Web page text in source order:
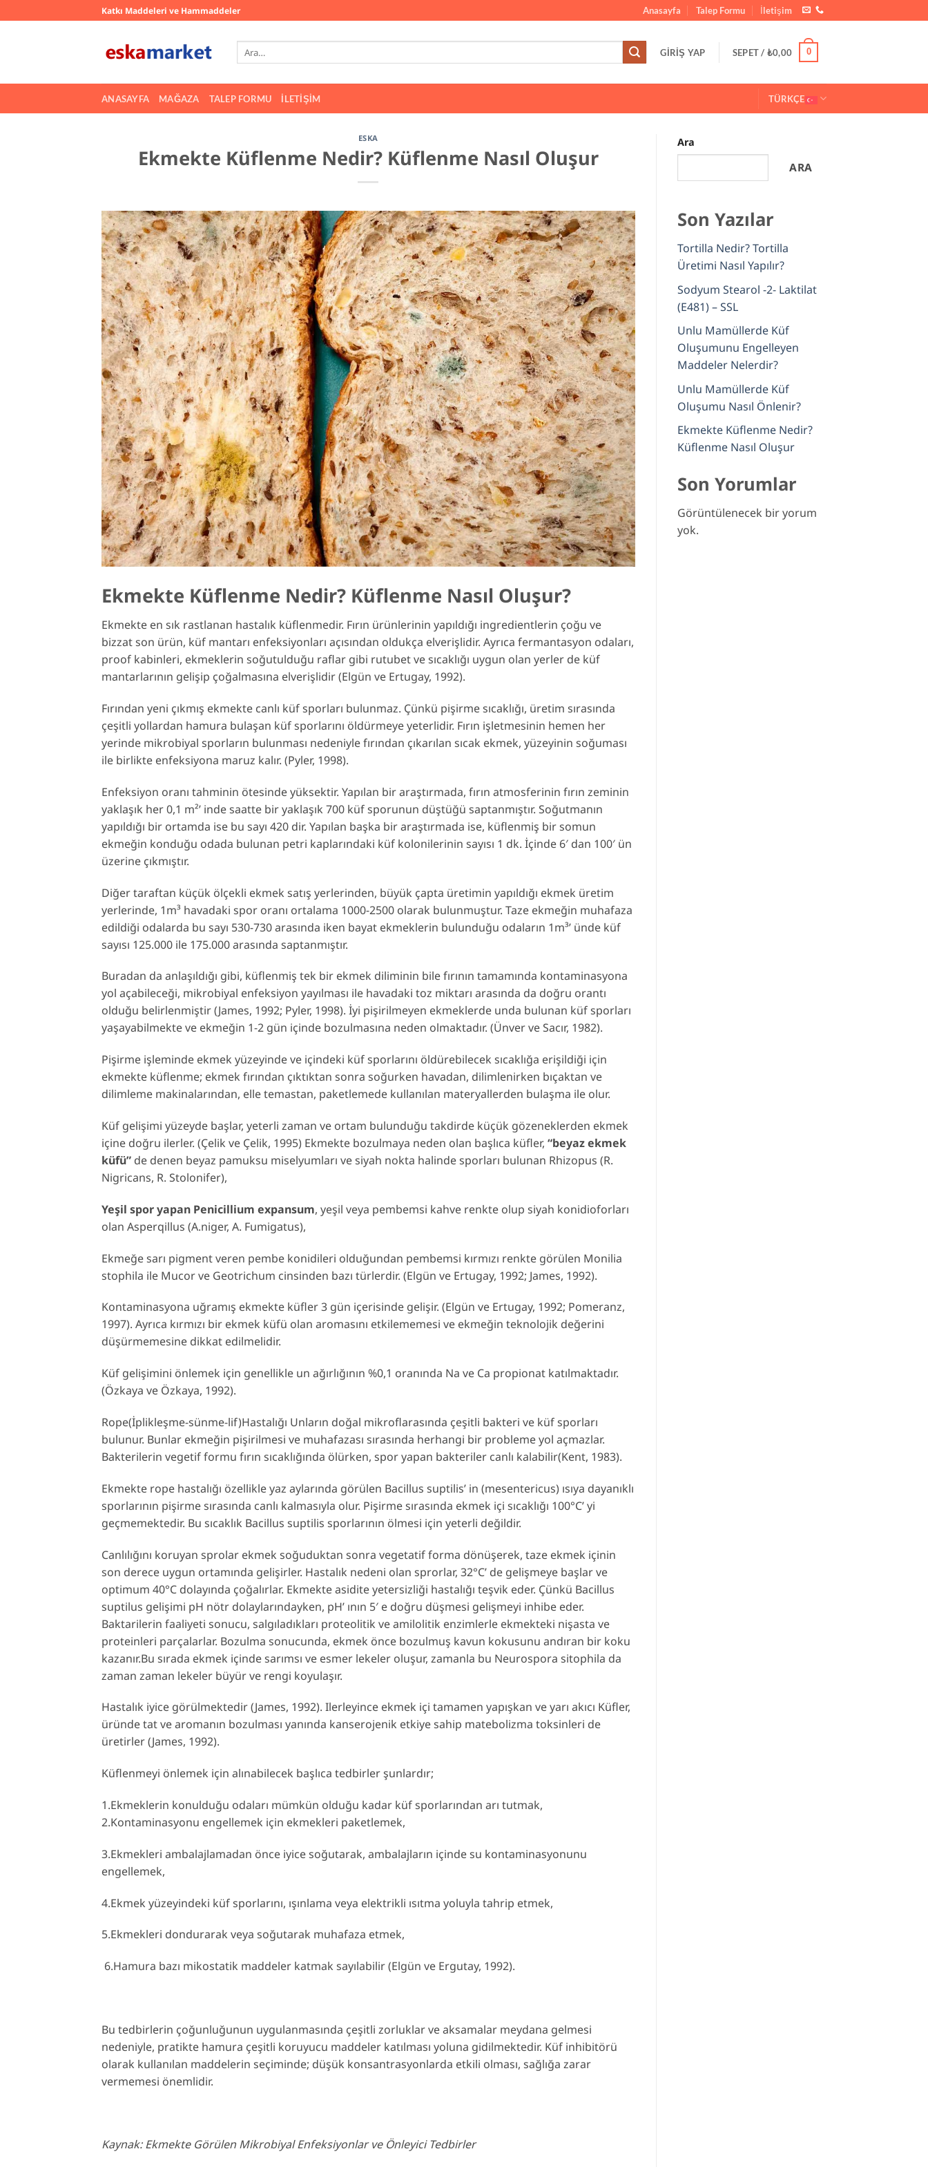
atla
Katkı Maddeleri ve Hammaddeler Anasayfa Talep Formu İletişim
Ara: GIRIŞ YAP SEPET / ₺0,00 0
ANASAYFA MAĞAZA TALEP FORMU İLETIŞIM TÜRKÇE
ESKA
Ekmekte Küflenme Nedir? Küflenme Nasıl Oluşur
Ekmekte Küflenme Nedir? Küflenme Nasıl Oluşur?
Ekmekte en sık rastlanan hastalık küflenmedir. Fırın ürünlerinin yapıldığı ingredientlerin çoğu ve
bizzat son ürün, küf mantarı enfeksiyonları açısından oldukça elverişlidir. Ayrıca fermantasyon odaları,
proof kabinleri, ekmeklerin soğutulduğu raflar gibi rutubet ve sıcaklığı uygun olan yerler de küf
mantarlarının gelişip çoğalmasına elverişlidir (Elgün ve Ertugay, 1992).
Fırından yeni çıkmış ekmekte canlı küf sporları bulunmaz. Çünkü pişirme sıcaklığı, üretim sırasında
çeşitli yollardan hamura bulaşan küf sporlarını öldürmeye yeterlidir. Fırın işletmesinin hemen her
yerinde mikrobiyal sporların bulunması nedeniyle fırından çıkarılan sıcak ekmek, yüzeyinin soğuması
ile birlikte enfeksiyona maruz kalır. (Pyler, 1998).
Enfeksiyon oranı tahminin ötesinde yüksektir. Yapılan bir araştırmada, fırın atmosferinin fırın zeminin
yaklaşık her 0,1 m²’ inde saatte bir yaklaşık 700 küf sporunun düştüğü saptanmıştır. Soğutmanın
yapıldığı bir ortamda ise bu sayı 420 dir. Yapılan başka bir araştırmada ise, küflenmiş bir somun
ekmeğin konduğu odada bulunan petri kaplarındaki küf kolonilerinin sayısı 1 dk. İçinde 6′ dan 100′ ün
üzerine çıkmıştır.
Diğer taraftan küçük ölçekli ekmek satış yerlerinden, büyük çapta üretimin yapıldığı ekmek üretim
yerlerinde, 1m³ havadaki spor oranı ortalama 1000-2500 olarak bulunmuştur. Taze ekmeğin muhafaza
edildiği odalarda bu sayı 530-730 arasında iken bayat ekmeklerin bulunduğu odaların 1m³’ ünde küf
sayısı 125.000 ile 175.000 arasında saptanmıştır.
Buradan da anlaşıldığı gibi, küflenmiş tek bir ekmek diliminin bile fırının tamamında kontaminasyona
yol açabileceği, mikrobiyal enfeksiyon yayılması ile havadaki toz miktarı arasında da doğru orantı
olduğu belirlenmiştir (James, 1992; Pyler, 1998). İyi pişirilmeyen ekmeklerde unda bulunan küf sporları
yaşayabilmekte ve ekmeğin 1-2 gün içinde bozulmasına neden olmaktadır. (Ünver ve Sacır, 1982).
Pişirme işleminde ekmek yüzeyinde ve içindeki küf sporlarını öldürebilecek sıcaklığa erişildiği için
ekmekte küflenme; ekmek fırından çıktıktan sonra soğurken havadan, dilimlenirken bıçaktan ve
dilimleme makinalarından, elle temastan, paketlemede kullanılan materyallerden bulaşma ile olur.
Küf gelişimi yüzeyde başlar, yeterli zaman ve ortam bulunduğu takdirde küçük gözeneklerden ekmek
içine doğru ilerler. (Çelik ve Çelik, 1995) Ekmekte bozulmaya neden olan başlıca küfler, “beyaz ekmek
küfü” de denen beyaz pamuksu miselyumları ve siyah nokta halinde sporları bulunan Rhizopus (R.
Nigricans, R. Stolonifer),
Yeşil spor yapan Penicillium expansum, yeşil veya pembemsi kahve renkte olup siyah konidioforları
olan Asperqillus (A.niger, A. Fumigatus),
Ekmeğe sarı pigment veren pembe konidileri olduğundan pembemsi kırmızı renkte görülen Monilia
stophila ile Mucor ve Geotrichum cinsinden bazı türlerdir. (Elgün ve Ertugay, 1992; James, 1992).
Kontaminasyona uğramış ekmekte küfler 3 gün içerisinde gelişir. (Elgün ve Ertugay, 1992; Pomeranz,
1997). Ayrıca kırmızı bir ekmek küfü olan aromasını etkilememesi ve ekmeğin teknolojik değerini
düşürmemesine dikkat edilmelidir.
Küf gelişimini önlemek için genellikle un ağırlığının %0,1 oranında Na ve Ca propionat katılmaktadır.
(Özkaya ve Özkaya, 1992).
Rope(İplikleşme-sünme-lif)Hastalığı Unların doğal mikroflarasında çeşitli bakteri ve küf sporları
bulunur. Bunlar ekmeğin pişirilmesi ve muhafazası sırasında herhangi bir probleme yol açmazlar.
Bakterilerin vegetif formu fırın sıcaklığında ölürken, spor yapan bakteriler canlı kalabilir(Kent, 1983).
Ekmekte rope hastalığı özellikle yaz aylarında görülen Bacillus suptilis’ in (mesentericus) ısıya dayanıklı
sporlarının pişirme sırasında canlı kalmasıyla olur. Pişirme sırasında ekmek içi sıcaklığı 100°C’ yi
geçmemektedir. Bu sıcaklık Bacillus suptilis sporlarının ölmesi için yeterli değildir.
Canlılığını koruyan sprolar ekmek soğuduktan sonra vegetatif forma dönüşerek, taze ekmek içinin
son derece uygun ortamında gelişirler. Hastalık nedeni olan sprorlar, 32°C’ de gelişmeye başlar ve
optimum 40°C dolayında çoğalırlar. Ekmekte asidite yetersizliği hastalığı teşvik eder. Çünkü Bacillus
suptilus gelişimi pH nötr dolaylarındayken, pH’ ının 5′ e doğru düşmesi gelişmeyi inhibe eder.
Baktarilerin faaliyeti sonucu, salgıladıkları proteolitik ve amilolitik enzimlerle ekmekteki nişasta ve
proteinleri parçalarlar. Bozulma sonucunda, ekmek önce bozulmuş kavun kokusunu andıran bir koku
kazanır.Bu sırada ekmek içinde sarımsı ve esmer lekeler oluşur, zamanla bu Neurospora sitophila da
zaman zaman lekeler büyür ve rengi koyulaşır.
Hastalık iyice görülmektedir (James, 1992). Ilerleyince ekmek içi tamamen yapışkan ve yarı akıcı Küfler,
üründe tat ve aromanın bozulması yanında kanserojenik etkiye sahip matebolizma toksinleri de
üretirler (James, 1992).
Küflenmeyi önlemek için alınabilecek başlıca tedbirler şunlardır;
1.Ekmeklerin konulduğu odaları mümkün olduğu kadar küf sporlarından arı tutmak,
2.Kontaminasyonu engellemek için ekmekleri paketlemek,
3.Ekmekleri ambalajlamadan önce iyice soğutarak, ambalajların içinde su kontaminasyonunu
engellemek,
4.Ekmek yüzeyindeki küf sporlarını, ışınlama veya elektrikli ısıtma yoluyla tahrip etmek,
5.Ekmekleri dondurarak veya soğutarak muhafaza etmek,
6.Hamura bazı mikostatik maddeler katmak sayılabilir (Elgün ve Ergutay, 1992).
Bu tedbirlerin çoğunluğunun uygulanmasında çeşitli zorluklar ve aksamalar meydana gelmesi
nedeniyle, pratikte hamura çeşitli koruyucu maddeler katılması yoluna gidilmektedir. Küf inhibitörü
olarak kullanılan maddelerin seçiminde; düşük konsantrasyonlarda etkili olması, sağlığa zarar
vermemesi önemlidir.
Kaynak: Ekmekte Görülen Mikrobiyal Enfeksiyonlar ve Önleyici Tedbirler
Ara
ARA
Son Yazılar
Tortilla Nedir? Tortilla
Üretimi Nasıl Yapılır?
Sodyum Stearol -2- Laktilat
(E481) – SSL
Unlu Mamüllerde Küf
Oluşumunu Engelleyen
Maddeler Nelerdir?
Unlu Mamüllerde Küf
Oluşumu Nasıl Önlenir?
Ekmekte Küflenme Nedir?
Küflenme Nasıl Oluşur
Son Yorumlar
Görüntülenecek bir yorum
yok.